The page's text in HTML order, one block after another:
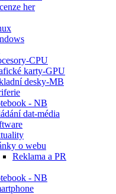
her
CPU
karty-GPU
desky-MB
- NB
dat-média
o webu
Reklama a PR
- NB